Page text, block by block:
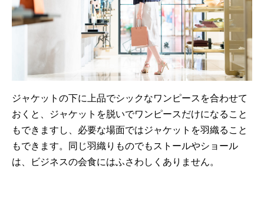
ジャケットの下に上品でシックなワンピースを合わせて
おくと、ジャケットを脱いでワンピースだけになること
もできますし、必要な場面ではジャケットを羽織ること
もできます。同じ羽織りものでもストールやショール
は、ビジネスの会食にはふさわしくありません。